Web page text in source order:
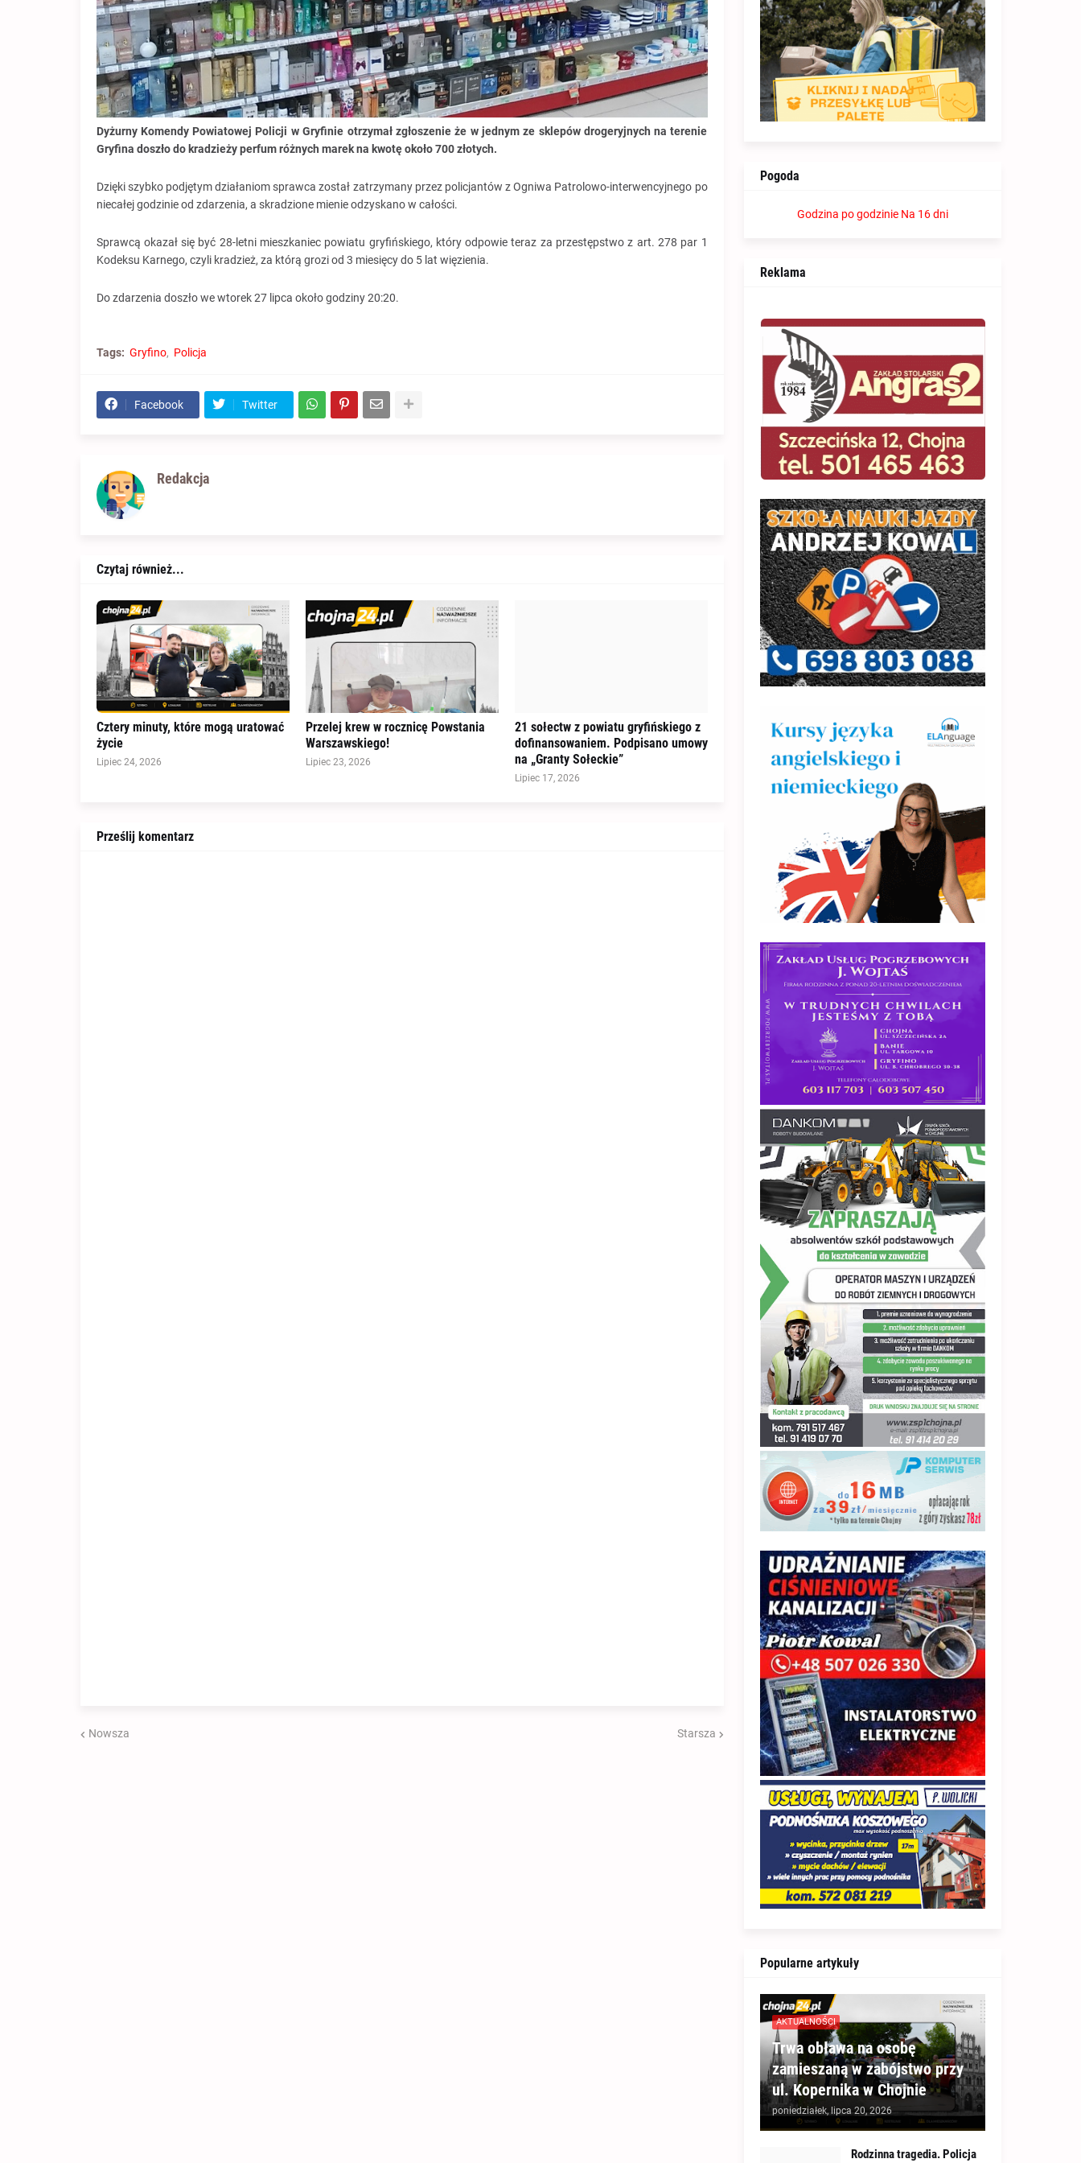
Dyżurny Komendy Powiatowej Policji w Gryfinie otrzymał zgłoszenie że w jednym ze sklepów drogeryjnych na terenie
Gryfina doszło do kradzieży perfum różnych marek na kwotę około 700 złotych.
Dzięki szybko podjętym działaniom sprawca został zatrzymany przez policjantów z Ogniwa Patrolowo-interwencyjnego po
niecałej godzinie od zdarzenia, a skradzione mienie odzyskano w całości.
Sprawcą okazał się być 28-letni mieszkaniec powiatu gryfińskiego, który odpowie teraz za przestępstwo z art. 278 par 1
Kodeksu Karnego, czyli kradzież, za którą grozi od 3 miesięcy do 5 lat więzienia.
Do zdarzenia doszło we wtorek 27 lipca około godziny 20:20.
Tags: Gryfino Policja
Facebook Twitter
Redakcja
Czytaj również...
Cztery minuty, które mogą uratować
życie
Lipiec 24, 2026
Przelej krew w rocznicę Powstania
Warszawskiego!
Lipiec 23, 2026
21 sołectw z powiatu gryfińskiego z
dofinansowaniem. Podpisano umowy
na „Granty Sołeckie”
Lipiec 17, 2026
Prześlij komentarz
Nowsza Starsza
Pogoda
Godzina po godzinie Na 16 dni
Reklama
Popularne artykuły
AKTUALNOŚCI
Trwa obława na osobę
zamieszaną w zabójstwo przy
ul. Kopernika w Chojnie
poniedziałek, lipca 20, 2026
Rodzinna tragedia. Policja